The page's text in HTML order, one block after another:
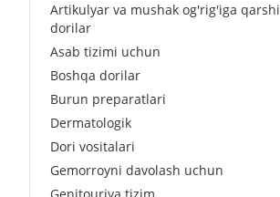
Artikulyar va mushak og'rig'iga qarshi
dorilar
Asab tizimi uchun
Boshqa dorilar
Burun preparatlari
Dermatologik
Dori vositalari
Gemorroyni davolash uchun